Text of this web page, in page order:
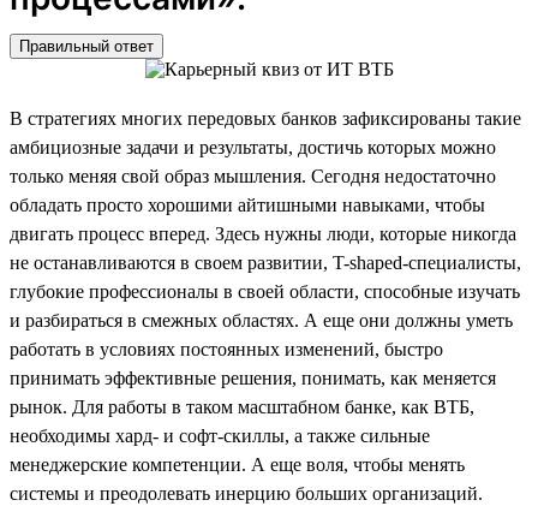
Правильный ответ
В стратегиях многих передовых банков зафиксированы такие
амбициозные задачи и результаты, достичь которых можно
только меняя свой образ мышления. Сегодня недостаточно
обладать просто хорошими айтишными навыками, чтобы
двигать процесс вперед. Здесь нужны люди, которые никогда
не останавливаются в своем развитии, T-shaped-специалисты,
глубокие профессионалы в своей области, способные изучать
и разбираться в смежных областях. А еще они должны уметь
работать в условиях постоянных изменений, быстро
принимать эффективные решения, понимать, как меняется
рынок. Для работы в таком масштабном банке, как ВТБ,
необходимы хард- и софт-скиллы, а также сильные
менеджерские компетенции. А еще воля, чтобы менять
системы и преодолевать инерцию больших организаций.